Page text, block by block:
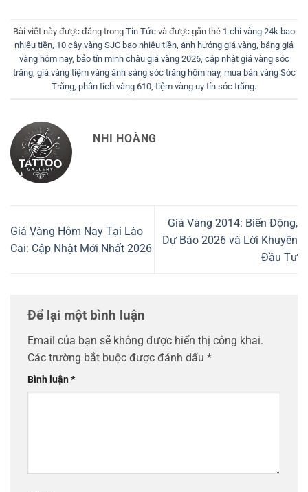
Bài viết này được đăng trong Tin Tức và được gắn thẻ 1 chỉ vàng 24k bao
nhiêu tiền 10 cây vàng SJC bao nhiêu tiền ảnh hưởng giá vàng bảng giá
vàng hôm nay, bảo tín minh châu giá vàng 2026, cập nhật giá vàng sóc
trăng, giá vàng tiệm vàng ánh sáng sóc trăng hôm nay, mua bán vàng Sóc
Trăng phân tích vàng 610 tiệm vàng uy tín sóc trăng.
NHI HOÀNG
Giá Vàng Hôm Nay Tại Lào
Cai: Cập Nhật Mới Nhất 2026
Giá Vàng 2014: Biến Động,
Dự Báo 2026 và Lời Khuyên
Đầu Tư
Để lại một bình luận
Email của bạn sẽ không được hiển thị công khai.
Các trường bắt buộc được đánh dấu *
Bình luận*